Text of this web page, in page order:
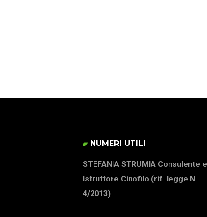
NUMERI UTILI
STEFANIA STRUMIA Consulente e
Istruttore Cinofilo (rif. legge N.
4/2013)